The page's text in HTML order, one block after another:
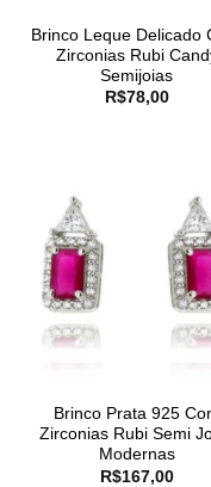
Brinco Leque Delicado
Zirconias Rubi
Semijoias
R$78,00
Brinco Prata 925
Zirconias Rubi Semi
Modernas
R$167,00